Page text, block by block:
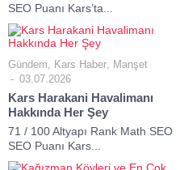
SEO Puanı Kars’ta...
Gündem, Kars Haber, Manşet
03.07.2026
Kars Harakani Havalimanı
Hakkında Her Şey
71 / 100 Altyapı Rank Math SEO
SEO Puanı Kars...